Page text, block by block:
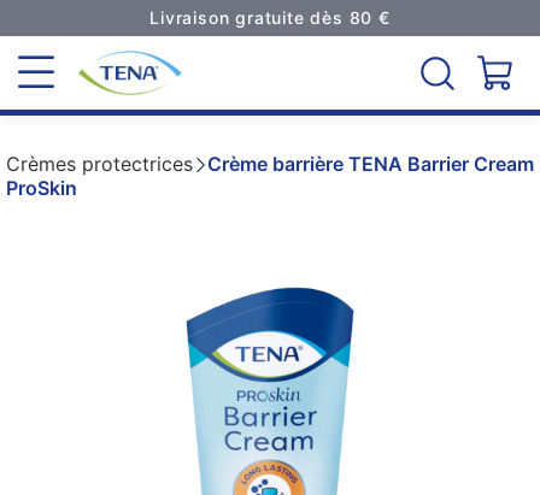
Livraison gratuite dès 80 €
Crèmes protectrices Crème barrière TENA Barrier Cream
ProSkin